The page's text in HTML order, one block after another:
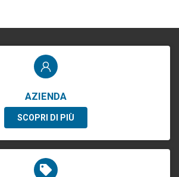
AZIENDA
SCOPRI DI PIÙ